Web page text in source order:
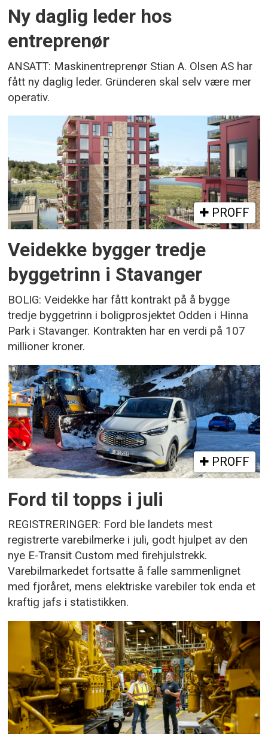
Ny daglig leder hos
entreprenør
ANSATT: Maskinentreprenør Stian A. Olsen AS har
fått ny daglig leder. Gründeren skal selv være mer
operativ.
PROFF
Veidekke bygger tredje
byggetrinn i Stavanger
BOLIG: Veidekke har fått kontrakt på å bygge
tredje byggetrinn i boligprosjektet Odden i Hinna
Park i Stavanger. Kontrakten har en verdi på 107
millioner kroner.
PROFF
Ford til topps i juli
REGISTRERINGER: Ford ble landets mest
registrerte varebilmerke i juli, godt hjulpet av den
nye E-Transit Custom med firehjulstrekk.
Varebilmarkedet fortsatte å falle sammenlignet
med fjoråret, mens elektriske varebiler tok enda et
kraftig jafs i statistikken.